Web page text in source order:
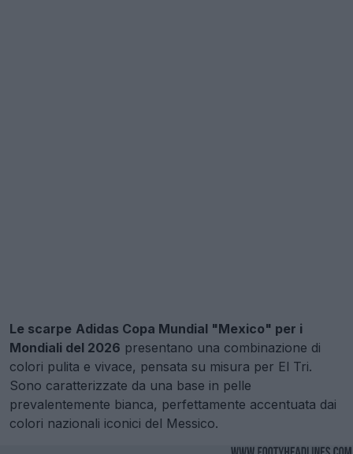
Le scarpe Adidas Copa Mundial "Mexico" per i
Mondiali del 2026 presentano una combinazione di
colori pulita e vivace, pensata su misura per El Tri.
Sono caratterizzate da una base in pelle
prevalentemente bianca, perfettamente accentuata dai
colori nazionali iconici del Messico.